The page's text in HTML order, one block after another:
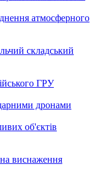
атмосферного
складський
ГРУ
дронами
об'єктів
виснаження